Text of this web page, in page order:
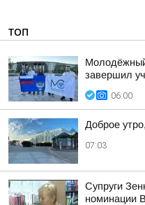
ТОП
завершил
06:00
Доброе
07:03
Супруги
номинации